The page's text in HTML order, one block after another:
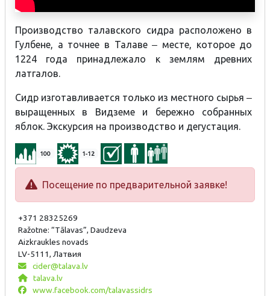
Производство талавского сидра расположено в
Гулбене, а точнее в Талаве ‒ месте, которое до
1224 года принадлежало к землям древних
латгалов.
Сидр изготавливается только из местного сырья ‒
выращенных в Видземе и бережно собранных
яблок. Экскурсия на производство и дегустация.
100 1-12
Посещение по предварительной заявке!
+371 28325269
Ražotne: “Tālavas”, Daudzeva
Aizkraukles novads
LV-5111, Латвия
cider@talava.lv
talava.lv
www.facebook.com/talavassidrs